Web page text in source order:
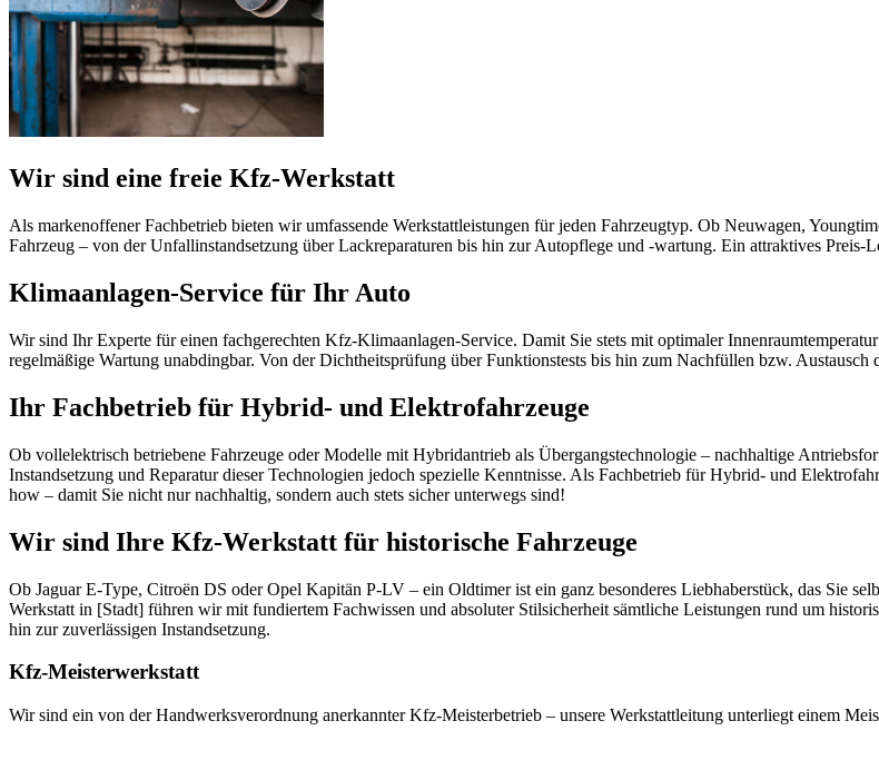
Wir sind eine freie Kfz-Werkstatt
Als markenoffener Fachbetrieb bieten wir umfassende Werkstattleistungen für jeden Fahrzeugtyp. Ob Neuwagen,
Fahrzeug – von der Unfallinstandsetzung über Lackreparaturen bis hin zur Autopflege und -wartung. Ein attraktives Preis-
Klimaanlagen-Service für Ihr Auto
Wir sind Ihr Experte für einen fachgerechten Kfz-Klimaanlagen-Service. Damit Sie stets mit optimaler
regelmäßige Wartung unabdingbar. Von der Dichtheitsprüfung über Funktionstests bis hin zum Nachfüllen bzw.
Ihr Fachbetrieb für Hybrid- und Elektrofahrzeuge
Ob vollelektrisch betriebene Fahrzeuge oder Modelle mit Hybridantrieb als Übergangstechnologie – nachhaltige
Instandsetzung und Reparatur dieser Technologien jedoch spezielle Kenntnisse. Als Fachbetrieb für Hybrid- und
how – damit Sie nicht nur nachhaltig, sondern auch stets sicher unterwegs sind!
Wir sind Ihre Kfz-Werkstatt für historische Fahrzeuge
Ob Jaguar E-Type, Citroën DS oder Opel Kapitän P-LV – ein Oldtimer ist ein ganz besonderes Liebhaberstück, das Sie
Werkstatt in [Stadt] führen wir mit fundiertem Fachwissen und absoluter Stilsicherheit sämtliche Leistungen rund um
hin zur zuverlässigen Instandsetzung.
Kfz-Meisterwerkstatt
Wir sind ein von der Handwerksverordnung anerkannter Kfz-Meisterbetrieb – unsere Werkstattleitung unterliegt einem